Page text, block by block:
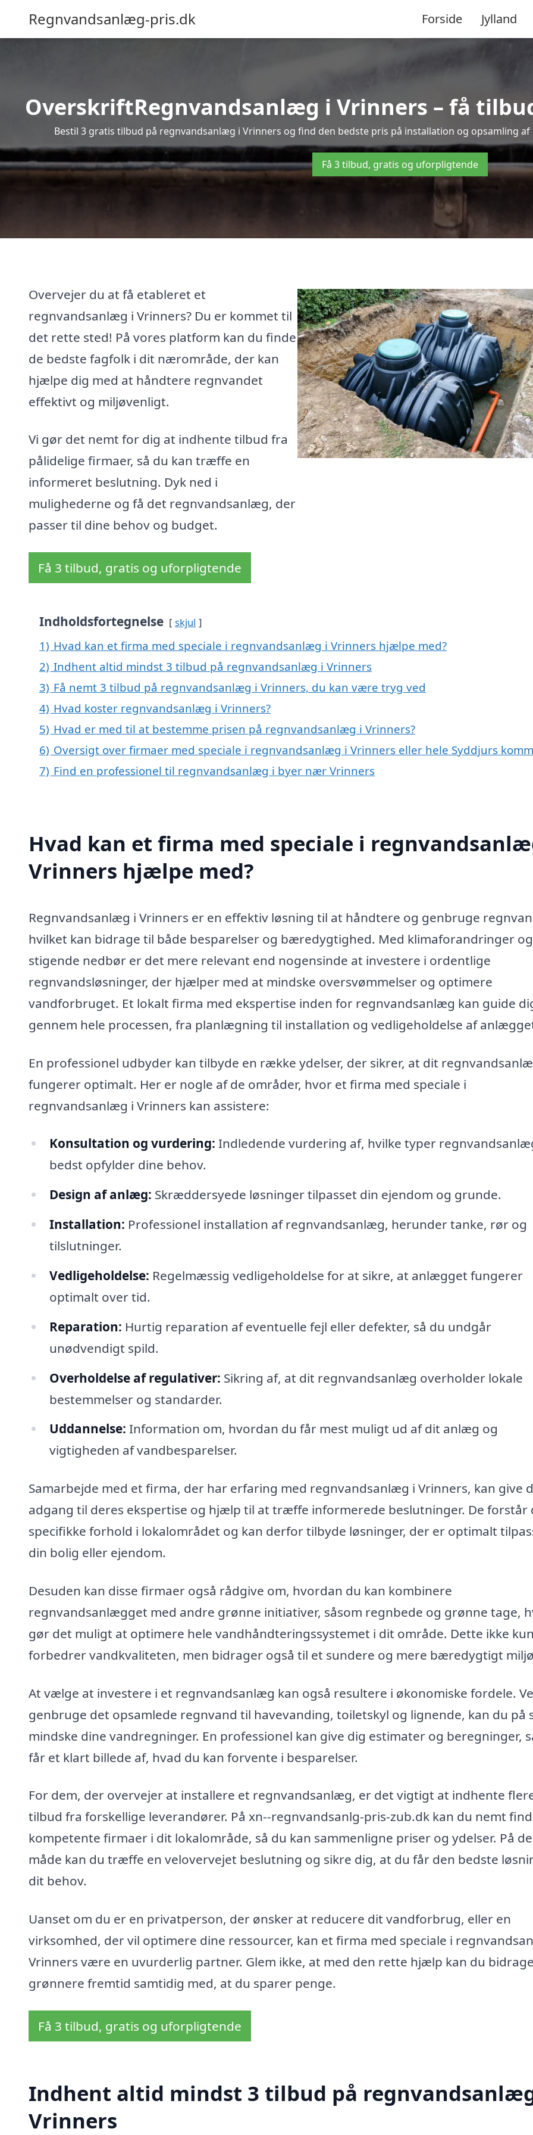
Regnvandsanlæg-pris.dk Forside Jylland
OverskriftRegnvandsanlæg i Vrinners – få
Bestil 3 gratis tilbud på regnvandsanlæg i Vrinners og find den bedste pris på installation og opsamling
Få 3 tilbud, gratis og uforpligtende
Overvejer du at få etableret et
regnvandsanlæg i Vrinners? Du er kommet til
det rette sted! På vores platform kan du finde
de bedste fagfolk i dit nærområde, der kan
hjælpe dig med at håndtere regnvandet
effektivt og miljøvenligt.
Vi gør det nemt for dig at indhente tilbud fra
pålidelige firmaer, så du kan træffe en
informeret beslutning. Dyk ned i
mulighederne og få det regnvandsanlæg, der
passer til dine behov og budget.
Få 3 tilbud, gratis og uforpligtende
Indholdsfortegnelse skjul
1) Hvad kan et firma med speciale i regnvandsanlæg i Vrinners hjælpe med?
2) Indhent altid mindst 3 tilbud på regnvandsanlæg i Vrinners
3) Få nemt 3 tilbud på regnvandsanlæg i Vrinners, du kan være tryg ved
4) Hvad koster regnvandsanlæg i Vrinners?
5) Hvad er med til at bestemme prisen på regnvandsanlæg i Vrinners?
6) Oversigt over firmaer med speciale i regnvandsanlæg i Vrinners eller hele Syddjurs
7) Find en professionel til regnvandsanlæg i byer nær Vrinners
Hvad kan et firma med speciale i
Vrinners hjælpe med?
Regnvandsanlæg i Vrinners er en effektiv løsning til at håndtere og genbruge
hvilket kan bidrage til både besparelser og bæredygtighed. Med klimaforandringer og
stigende nedbør er det mere relevant end nogensinde at investere i ordentlige
regnvandsløsninger, der hjælper med at mindske oversvømmelser og optimere
vandforbruget. Et lokalt firma med ekspertise inden for regnvandsanlæg kan guide
gennem hele processen, fra planlægning til installation og vedligeholdelse af
En professionel udbyder kan tilbyde en række ydelser, der sikrer, at dit
fungerer optimalt. Her er nogle af de områder, hvor et firma med speciale i
regnvandsanlæg i Vrinners kan assistere:
Konsultation og vurdering: Indledende vurdering af, hvilke typer
bedst opfylder dine behov.
Design af anlæg: Skræddersyede løsninger tilpasset din ejendom og grunde.
Installation: Professionel installation af regnvandsanlæg, herunder tanke, rør og
tilslutninger.
Vedligeholdelse: Regelmæssig vedligeholdelse for at sikre, at anlægget fungerer
optimalt over tid.
Reparation: Hurtig reparation af eventuelle fejl eller defekter, så du undgår
unødvendigt spild.
Overholdelse af regulativer: Sikring af, at dit regnvandsanlæg overholder lokale
bestemmelser og standarder.
Uddannelse: Information om, hvordan du får mest muligt ud af dit anlæg og
vigtigheden af vandbesparelser.
Samarbejde med et firma, der har erfaring med regnvandsanlæg i Vrinners, kan give
adgang til deres ekspertise og hjælp til at træffe informerede beslutninger. De forstår
specifikke forhold i lokalområdet og kan derfor tilbyde løsninger, der er optimalt
din bolig eller ejendom.
Desuden kan disse firmaer også rådgive om, hvordan du kan kombinere
regnvandsanlægget med andre grønne initiativer, såsom regnbede og grønne tage,
gør det muligt at optimere hele vandhåndteringssystemet i dit område. Dette ikke kun
forbedrer vandkvaliteten, men bidrager også til et sundere og mere bæredygtigt
At vælge at investere i et regnvandsanlæg kan også resultere i økonomiske fordele.
genbruge det opsamlede regnvand til havevanding, toiletskyl og lignende, kan du på
mindske dine vandregninger. En professionel kan give dig estimater og beregninger,
får et klart billede af, hvad du kan forvente i besparelser.
For dem, der overvejer at installere et regnvandsanlæg, er det vigtigt at indhente
tilbud fra forskellige leverandører. På xn--regnvandsanlg-pris-zub.dk kan du nemt
kompetente firmaer i dit lokalområde, så du kan sammenligne priser og ydelser. På
måde kan du træffe en velovervejet beslutning og sikre dig, at du får den bedste
dit behov.
Uanset om du er en privatperson, der ønsker at reducere dit vandforbrug, eller en
virksomhed, der vil optimere dine ressourcer, kan et firma med speciale i
Vrinners være en uvurderlig partner. Glem ikke, at med den rette hjælp kan du
grønnere fremtid samtidig med, at du sparer penge.
Få 3 tilbud, gratis og uforpligtende
Indhent altid mindst 3 tilbud på
Vrinners